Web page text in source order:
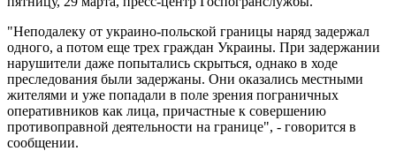
"Неподалеку от украино-польской границы наряд задержал
одного, а потом еще трех граждан Украины. При задержании
нарушители даже попытались скрыться, однако в ходе
преследования были задержаны. Они оказались местными
жителями и уже попадали в поле зрения пограничных
оперативников как лица, причастные к совершению
противоправной деятельности на границе", - говорится в
сообщении.